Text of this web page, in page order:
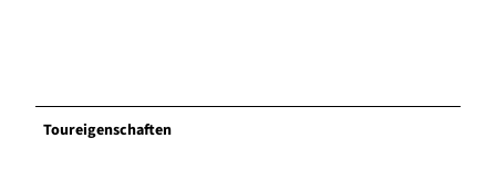
Toureigenschaften